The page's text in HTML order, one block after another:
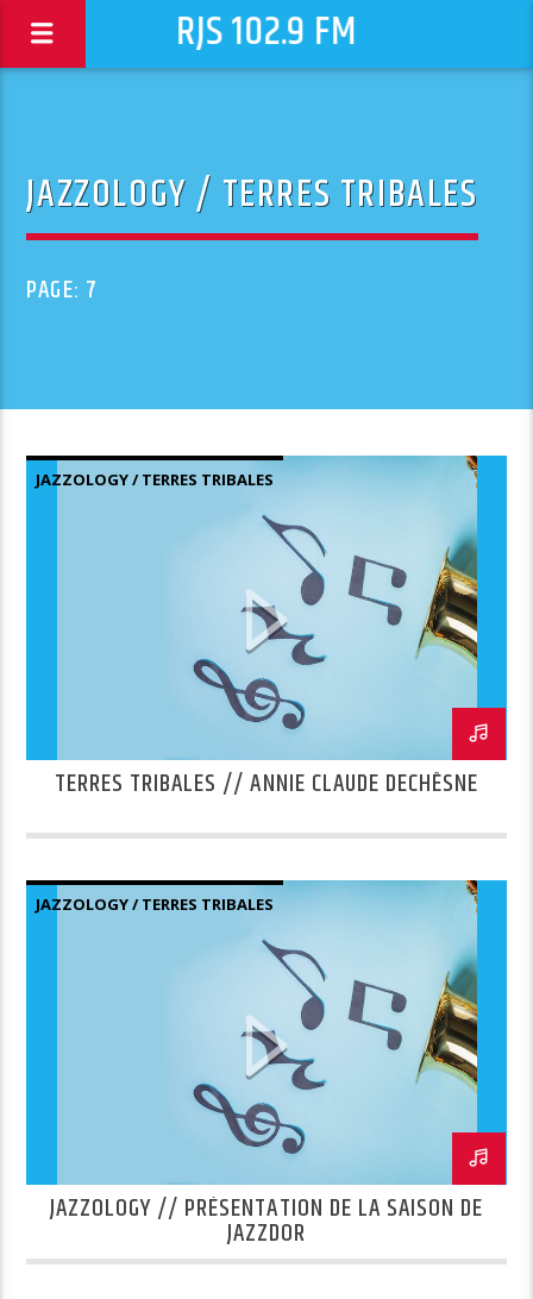
RJS 102.9 FM
JAZZOLOGY / TERRES TRIBALES
PAGE: 7
JAZZOLOGY / TERRES TRIBALES
TERRES TRIBALES // ANNIE CLAUDE DECHÊSNE
JAZZOLOGY / TERRES TRIBALES
JAZZOLOGY // PRÉSENTATION DE LA SAISON DE
JAZZDOR